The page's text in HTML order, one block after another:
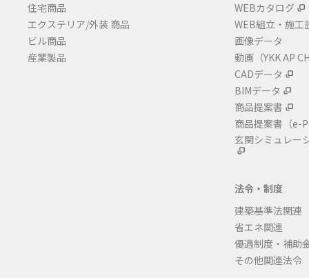
住宅商品
エクステリア/外装 商品
ビル商品
産業製品
WEBカタログ
WEB組立・施工
画像データ
動画（YKK AP
CADデータ
BIMデータ
商品提案書
商品提案書 （
玄関シミュレー
法令・制度
建築基準法関連
省エネ関連
優遇制度・補助
その他関連法令